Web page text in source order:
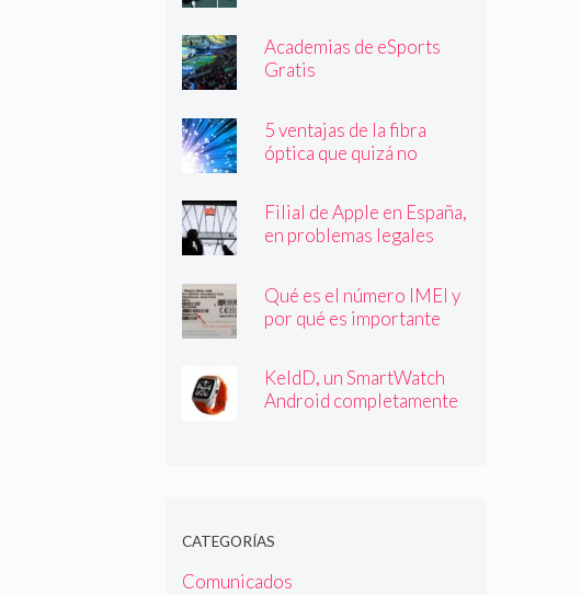
Academias de eSports
Gratis
5 ventajas de la fibra
óptica que quizá no
Filial de Apple en España,
en problemas legales
Qué es el número IMEI y
por qué es importante
KeldD, un SmartWatch
Android completamente
CATEGORÍAS
Comunicados